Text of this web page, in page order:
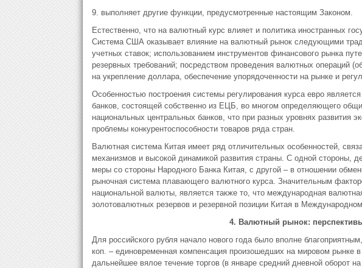
9. выполняет другие функции, предусмотренные настоящим Законом.
Естественно, что на валютный курс влияет и политика иностранных
Система США оказывает влияние на валютный рынок следующими
учетных ставок; использованием инструментов финансового рынка
резервных требований; посредством проведения валютных операций
на укрепление доллара, обеспечение упорядоченности на рынке и
Особенностью построения системы регулирования курса евро
банков, состоящей собственно из ЕЦБ, во многом определяющего
национальных центральных банков, что при разных уровнях развития
проблемы конкурентоспособности товаров ряда стран.
Валютная система Китая имеет ряд отличительных особенностей,
механизмов и высокой динамикой развития страны. С одной стороны,
меры со стороны Народного Банка Китая, с другой – в отношении
рыночная система плавающего валютного курса. Значительным
национальной валюты, является также то, что международная
золотовалютных резервов и резервной позиции Китая в
4. Валютный рынок:
Для российского рубля начало нового года было вполне
коп. – единовременная компенсация произошедших на мировом рынке
дальнейшее вялое течение торгов (в январе средний дневной